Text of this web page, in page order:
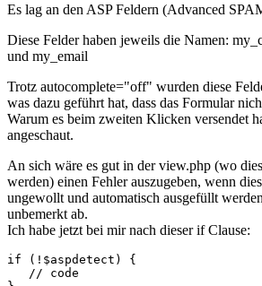
Es lag an den ASP Feldern (Advanced
Diese Felder haben jeweils die Namen:
und my_email
Trotz autocomplete="off" wurden diese
was dazu geführt hat, dass das Formular
Warum es beim zweiten Klicken versendet
angeschaut.
An sich wäre es gut in der view.php (wo
werden) einen Fehler auszugeben, wenn
ungewollt und automatisch ausgefüllt
unbemerkt ab.
Ich habe jetzt bei mir nach dieser if Clause:
if (!$aspdetect) {
   // code